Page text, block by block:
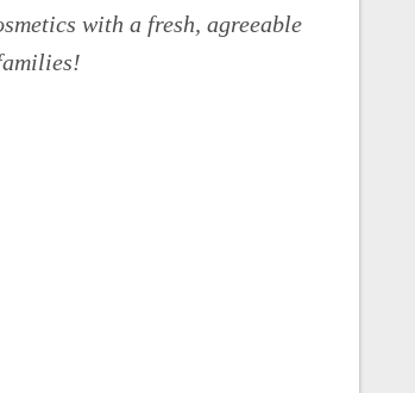
with a fresh, agreeable